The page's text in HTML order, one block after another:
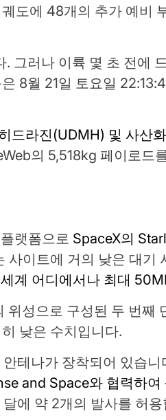
도에 48개의 추가 예비
그러나 이륙 몇 초 전에
8월 21일 토요일
드라진(UDMH) 및 사산
의 5,518kg 페이로드
랫폼으로 SpaceX의
이트에 거의 낮은 대기
계 어디에서나 최대
성으로 구성된 두 번
낮은 수치입니다.
테나가 장착되어 있습니
and Space와 협력하여
에 약 2개의 발사를 허용